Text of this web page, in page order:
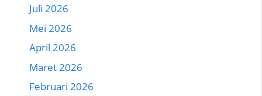
Juli 2026
Mei 2026
April 2026
Maret 2026
Februari 2026